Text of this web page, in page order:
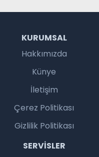
KURUMSAL
Hakkımızda
Künye
İletişim
Çerez Politikası
Gizlilik Politikası
SERVISLER